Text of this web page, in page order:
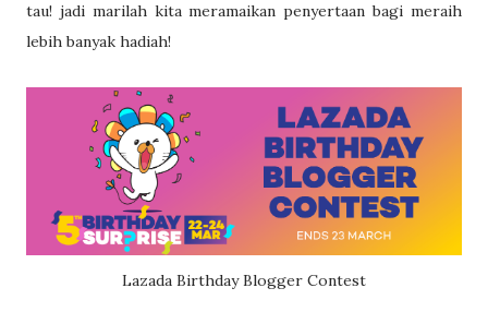
tau! jadi marilah kita meramaikan penyertaan bagi meraih
lebih banyak hadiah!
Lazada Birthday Blogger Contest